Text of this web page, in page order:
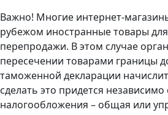
Важно! Многие интернет-
рубежом иностранные товары
перепродажи. В этом случае
пересечении товарами границы
таможенной декларации
сделать это придется
налогообложения – общая или